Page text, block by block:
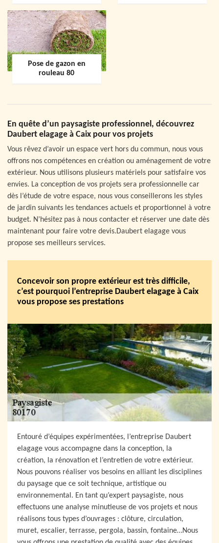
Pose de gazon en
rouleau 80
En quête d’un paysagiste professionnel, découvrez
Daubert elagage à Caix pour vos projets
Vous rêvez d’avoir un espace vert hors du commun, nous vous
offrons nos compétences en création ou aménagement de votre
extérieur. Nous utilisons plusieurs matériels pour satisfaire vos
envies. La conception de vos projets sera professionnelle car
dès l’étude de votre espace, nous vous conseillerons les styles
de jardin suivants les tendances actuels et proportionnel à votre
budget. N’hésitez pas à nous contacter et réserver une date dès
maintenant pour faire votre devis.Daubert elagage vous
propose ses meilleurs services.
Concevoir son propre extérieur est très difficile,
c’est pourquoi l’entreprise Daubert elagage à Caix
vous propose ses prestations
Entouré d’équipes expérimentées, l’entreprise Daubert
elagage vous accompagne dans la conception, la
création, la rénovation et l’entretien de votre extérieur.
Nous pouvons réaliser vos besoins en alliant les disciplines
du paysage que ce soit technique, artistique ou
environnemental. En tant qu’expert paysagiste, nous
effectuons une analyse minutieuse de vos projets et nous
réalisons tous types d’ouvrages : clôture, circulation,
muret, escalier, terrasse, pergola, bassin, fontaine…Nous